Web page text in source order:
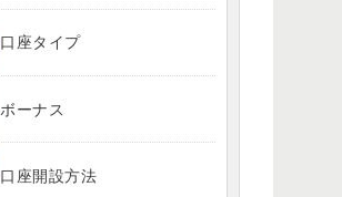
口座タイプ
ボーナス
口座開設方法